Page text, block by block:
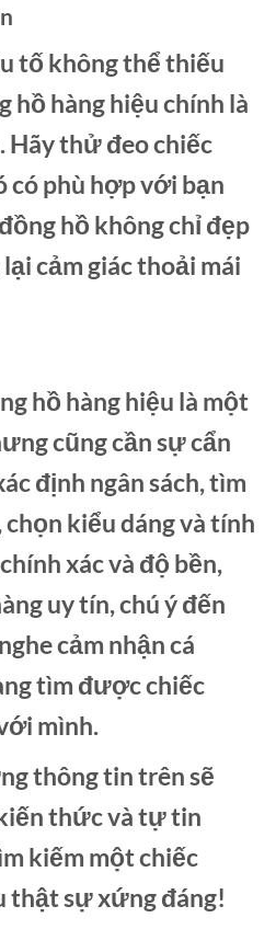
tố không thể thiếu
hồ hàng hiệu chính là
Hãy thử đeo chiếc
có phù hợp với bạn
hồ không chỉ đẹp
cảm giác thoải mái
hồ hàng hiệu là một
cũng cần sự cẩn
định ngân sách, tìm
kiểu dáng và tính
xác và độ bền,
uy tín, chú ý đến
cảm nhận cá
tìm được chiếc
mình.
thông tin trên sẽ
thức và tự tin
kiếm một chiếc
thật sự xứng đáng!